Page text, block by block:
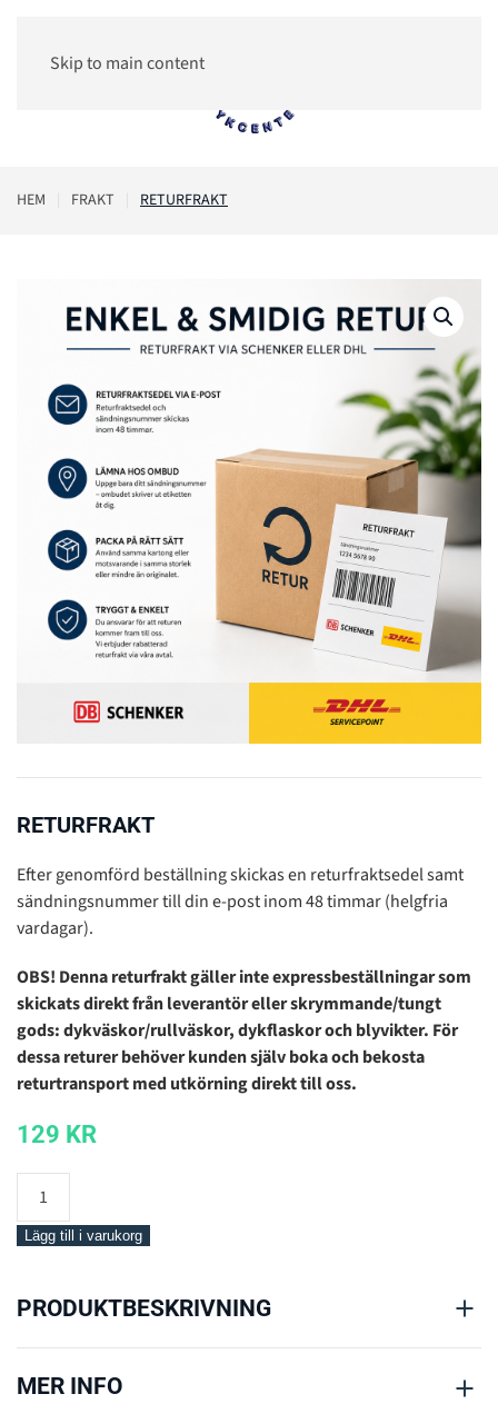
Skip to main content
HEM FRAKT RETURFRAKT
RETURFRAKT
Efter genomförd beställning skickas en returfraktsedel samt
sändningsnummer till din e-post inom 48 timmar (helgfria
vardagar).
OBS! Denna returfrakt gäller inte expressbeställningar som
skickats direkt från leverantör eller skrymmande/tungt
gods: dykväskor/rullväskor, dykflaskor och blyvikter. För
dessa returer behöver kunden själv boka och bekosta
returtransport med utkörning direkt till oss.
129 KR
Returfrakt
Lägg till i varukorg
PRODUKTBESKRIVNING
MER INFO